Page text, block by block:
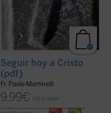
Seguir hoy a Cristo
(pdf)
Fr. Paolo Martinelli
9,99€ IVA incluido